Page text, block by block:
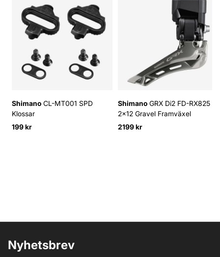
Shimano CL-MT001 SPD
Klossar
199 kr
Shimano GRX Di2 FD-RX825
2x12 Gravel Framväxel
2199 kr
Nyhetsbrev